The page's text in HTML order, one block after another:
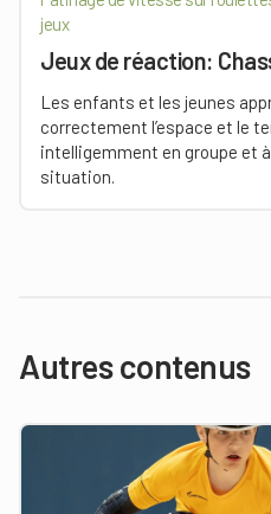
jeux
Jeux de réaction:
Les enfants et les jeunes
correctement l’espace et le
intelligemment en groupe et
situation.
Autres contenus